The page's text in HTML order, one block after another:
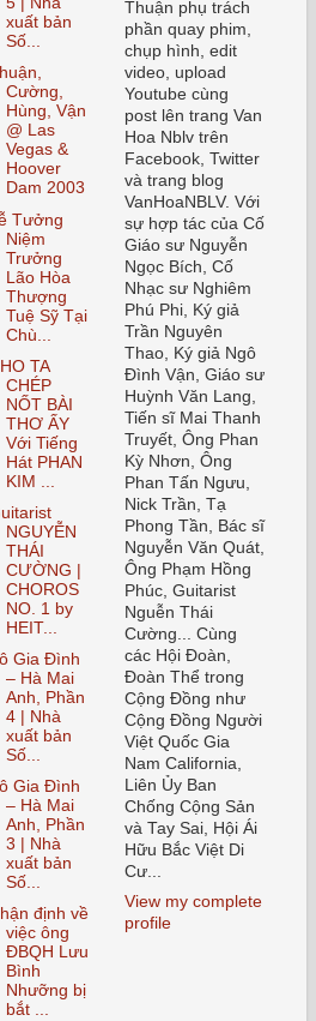
xuất bản
Số...
Cường,
Hùng, Vận
@ Las
Vegas &
Hoover
Dam 2003
Tưởng
Niệm
Trưởng
Lão Hòa
Thượng
Tuệ Sỹ Tại
Chù...
TA
CHÉP
NỐT BÀI
THƠ ẤY
Với Tiếng
Hát PHAN
KIM ...
NGUYỄN
THÁI
CƯỜNG |
CHOROS
NO. 1 by
HEIT...
Gia Đình
– Hà Mai
Anh, Phần
4 | Nhà
xuất bản
Số...
Gia Đình
– Hà Mai
Anh, Phần
3 | Nhà
xuất bản
Số...
định về
việc ông
ĐBQH Lưu
Bình
Nhưỡng bị
bắt ...
Thuận phụ trách
phần quay phim,
chụp hình, edit
video, upload
Youtube cùng
post lên trang Van
Hoa Nblv trên
Facebook, Twitter
và trang blog
VanHoaNBLV. Với
sự hợp tác của Cố
Giáo sư Nguyễn
Ngọc Bích, Cố
Nhạc sư Nghiêm
Phú Phi, Ký giả
Trần Nguyên
Thao, Ký giả Ngô
Đình Vận, Giáo sư
Huỳnh Văn Lang,
Tiến sĩ Mai Thanh
Truyết, Ông Phan
Kỳ Nhơn, Ông
Phan Tấn Ngưu,
Nick Trần, Tạ
Phong Tần, Bác sĩ
Nguyễn Văn Quát,
Ông Phạm Hồng
Phúc, Guitarist
Nguễn Thái
Cường... Cùng
các Hội Đoàn,
Đoàn Thể trong
Cộng Đồng như
Cộng Đồng Người
Việt Quốc Gia
Nam California,
Liên Ủy Ban
Chống Cộng Sản
và Tay Sai, Hội Ái
Hữu Bắc Việt Di
Cư...
View my complete
profile